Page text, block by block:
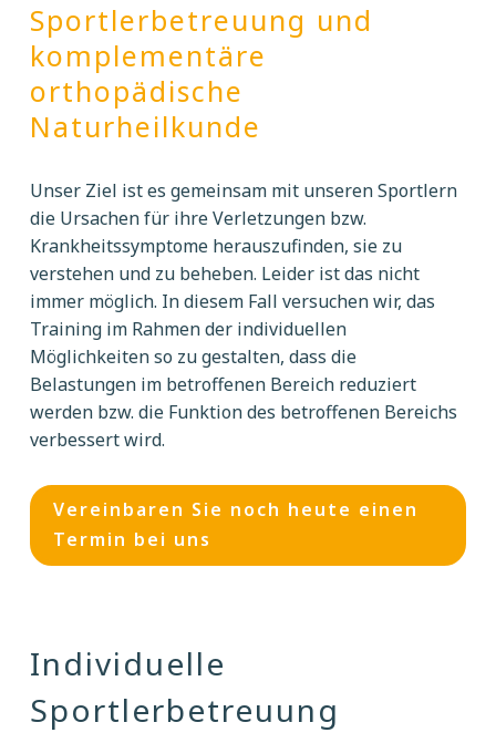
Sportlerbetreuung und
komplementäre
orthopädische
Naturheilkunde
Unser Ziel ist es gemeinsam mit unseren Sportlern
die Ursachen für ihre Verletzungen bzw.
Krankheitssymptome herauszufinden, sie zu
verstehen und zu beheben. Leider ist das nicht
immer möglich. In diesem Fall versuchen wir, das
Training im Rahmen der individuellen
Möglichkeiten so zu gestalten, dass die
Belastungen im betroffenen Bereich reduziert
werden bzw. die Funktion des betroffenen Bereichs
verbessert wird.
Vereinbaren Sie noch heute einen
Termin bei uns
Individuelle
Sportlerbetreuung